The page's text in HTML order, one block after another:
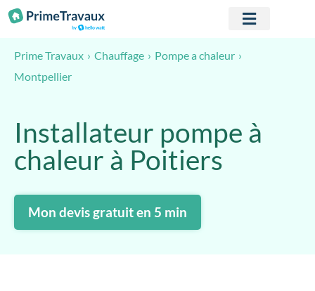
Passer au contenu
Prime Travaux Chauffage
Pompe a chaleur
Montpellier
Installateur pompe à
chaleur à Poitiers
Mon devis gratuit en 5 min